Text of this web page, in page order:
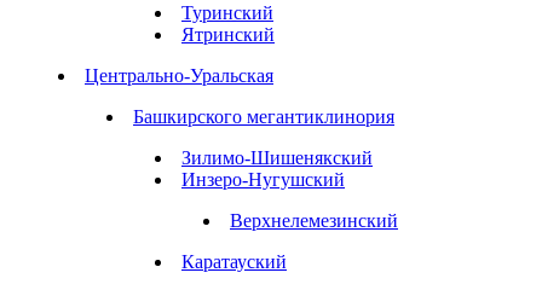
Туринский
Ятринский
Центрально-Уральская
Башкирского мегантиклинория
Зилимо-Шишенякский
Инзеро-Нугушский
Верхнелемезинский
Каратауский